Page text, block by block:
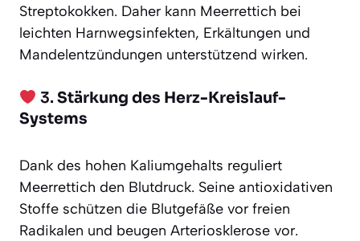
Streptokokken. Daher kann Meerrettich bei
leichten Harnwegsinfekten, Erkältungen und
Mandelentzündungen unterstützend wirken.
3. Stärkung des Herz-Kreislauf-
Systems
Dank des hohen Kaliumgehalts reguliert
Meerrettich den Blutdruck. Seine antioxidativen
Stoffe schützen die Blutgefäße vor freien
Radikalen und beugen Arteriosklerose vor.